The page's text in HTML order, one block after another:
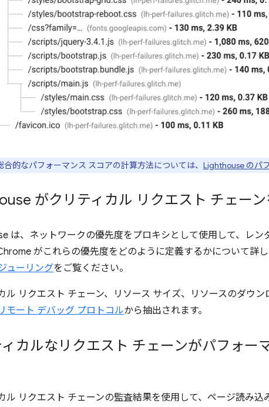
合的なパフォーマンス スコアの計算方法については、 Lighthouse のパ
がクリティカル リクエスト チェー
は、ネットワークの優先度をプロキシとして使用して、レ
がこれらの優先度をどのように定義するかについて詳
ューリングをご覧ください。
ル リクエスト チェーン、リソース サイズ、リソースのダウ
モート デバッグ プロトコルから抽出されます。
カルなリクエスト チェーンがパフォー
ル リクエスト チェーンの監査結果を使用して、ページ読み